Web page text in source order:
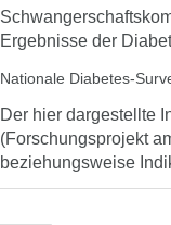
Ergebnisse der
Nationale Diabetes-
Der hier dargestellte
(Forschungsprojekt
beziehungsweise